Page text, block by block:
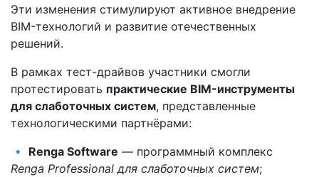
Эти изменения стимулируют активное внедрение
BIM-технологий и развитие отечественных
решений.
В рамках тест-драйвов участники смогли
протестировать практические BIM-инструменты
для слаботочных систем, представленные
технологическими партнёрами:
🔹 Renga Software — программный комплекс
Renga Professional для слаботочных систем;